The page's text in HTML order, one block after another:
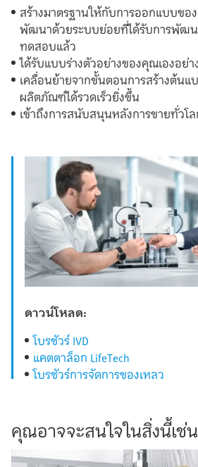
สร้างมาตรฐานให้กับการออกแบบขอ
พัฒนาด้วยระบบย่อยที่ได้รับการพัฒน
ทดสอบแล้ว
ได้รับแบบร่างตัวอย่างของคุณเองอย่า
เคลื่อนย้ายจากขั้นตอนการสร้างต้นแ
ผลิตภัณฑ์ได้รวดเร็วยิ่งขึ้น
เข้าถึงการสนับสนุนหลังการขายทั่วโ
ดาวน์โหลด:
โบรชัวร์ IVD
แคตตาล็อก LifeTech
โบรชัวร์การจัดการของเหลว
คุณอาจจะสนใจในสิ่งนี้เช่